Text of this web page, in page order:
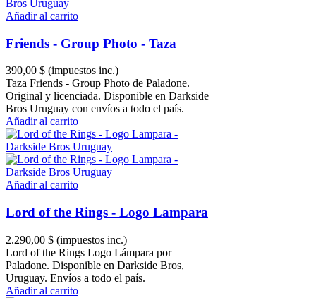
Añadir al carrito
Friends - Group Photo - Taza
390,00 $ (impuestos inc.)
Taza Friends - Group Photo de Paladone.
Original y licenciada. Disponible en Darkside
Bros Uruguay con envíos a todo el país.
Añadir al carrito
Añadir al carrito
Lord of the Rings - Logo Lampara
2.290,00 $ (impuestos inc.)
Lord of the Rings Logo Lámpara por
Paladone. Disponible en Darkside Bros,
Uruguay. Envíos a todo el país.
Añadir al carrito